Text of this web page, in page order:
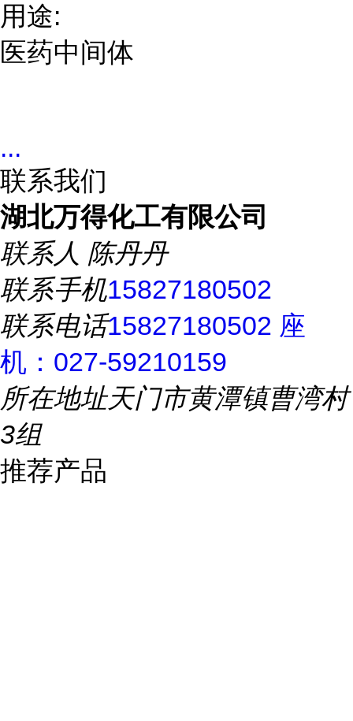
用途:
医药中间体
...
联系我们
湖北万得化工有限公司
联系人 陈丹丹
联系手机15827180502
联系电话15827180502 座
机：027-59210159
所在地址天门市黄潭镇曹湾村
3组
推荐产品